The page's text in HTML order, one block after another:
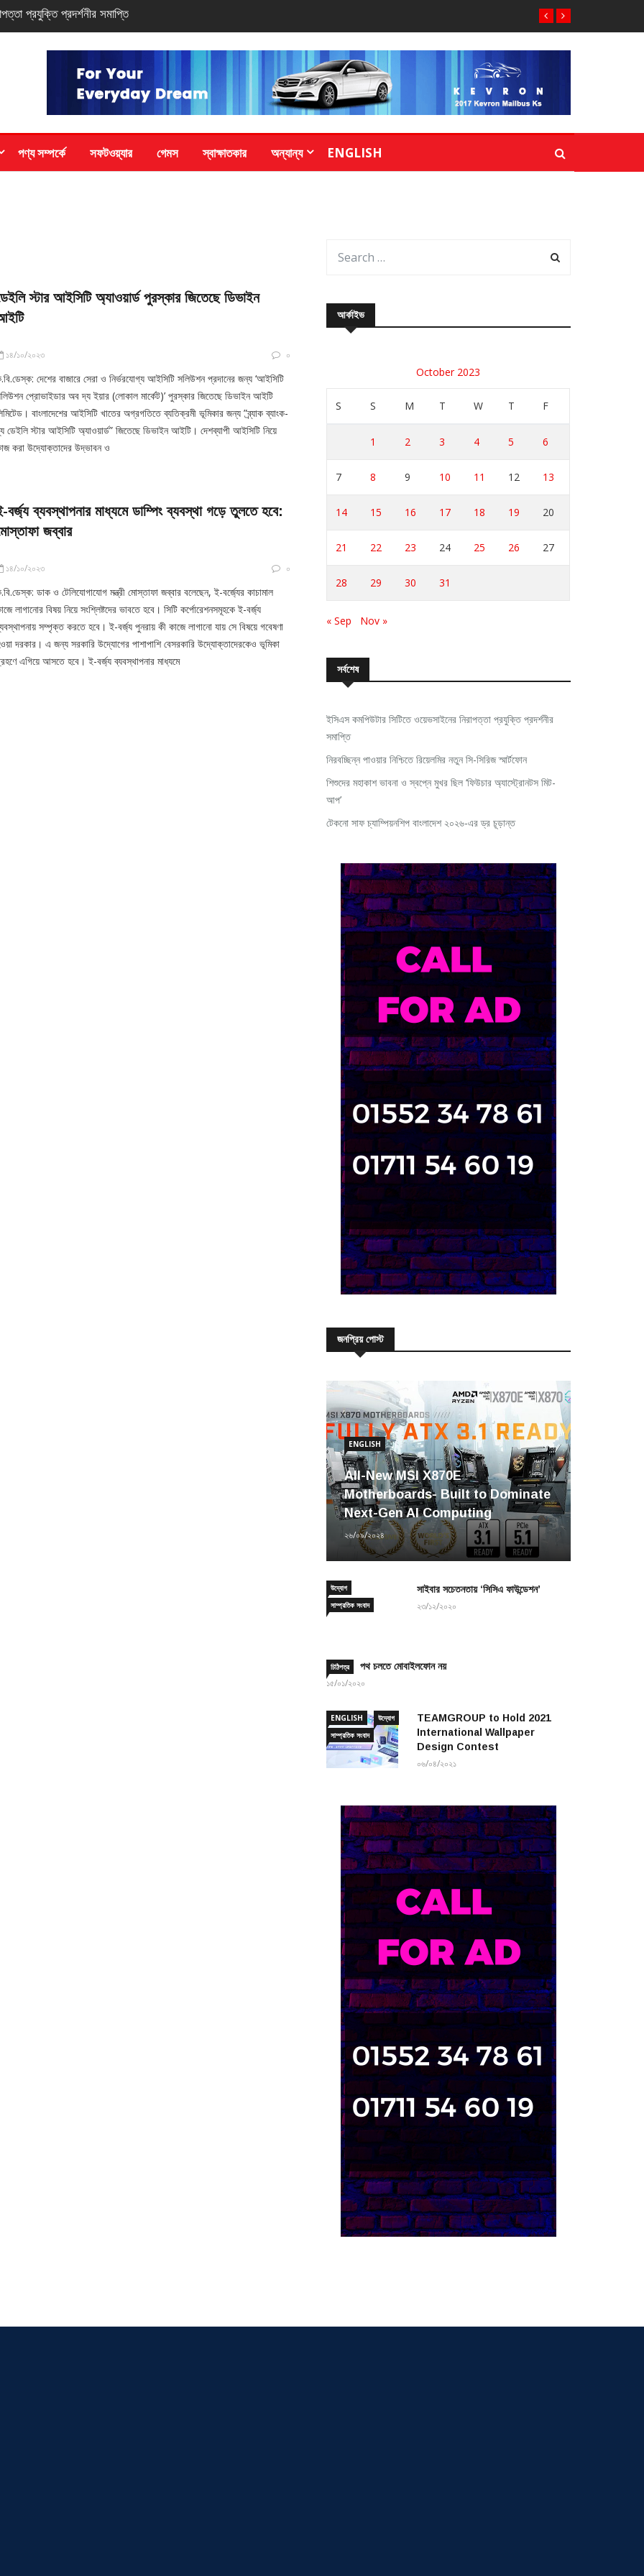
সিরিজ স্মার্টফোন
পণ্য সম্পর্কে সফটওয়্যার গেমস স্বাক্ষাতকার অন্যান্য ENGLISH
স্টার আইসিটি অ্যাওয়ার্ড পুরস্কার জিতেছে ডিভাইন
১৪/১০/২০২৩ ০
দেশের বাজারে সেরা ও নির্ভরযোগ্য আইসিটি সলিউশন প্রদানের জন্য ‘আইসিটি
প্রোভাইডার অব দ্য ইয়ার (লোকাল মার্কেট)’ পুরস্কার জিতেছে ডিভাইন আইটি
বাংলাদেশের আইসিটি খাতের অগ্রগতিতে ব্যতিক্রমী ভূমিকার জন্য ”ব্র্যাক ব্যাংক-
ডেইলি স্টার আইসিটি অ্যাওয়ার্ড” জিতেছে ডিভাইন আইটি। দেশব্যাপী আইসিটি নিয়ে
করা উদ্যোক্তাদের উদ্ভাবন ও
বর্জ্য ব্যবস্থাপনার মাধ্যমে ডাম্পিং ব্যবস্থা গড়ে তুলতে হবে:
জব্বার
১৪/১০/২০২৩ ০
ডাক ও টেলিযোগাযোগ মন্ত্রী মোস্তাফা জব্বার বলেছেন, ই-বর্জ্যের কাচামাল
লাগানোর বিষয় নিয়ে সংশ্লিষ্টদের ভাবতে হবে। সিটি কর্পোরেশনসমূহকে ই-বর্জ্য
সম্পৃক্ত করতে হবে। ই-বর্জ্য পুনরায় কী কাজে লাগানো যায় সে বিষয়ে গবেষণা
দরকার। এ জন্য সরকারি উদ্যোগের পাশাপাশি বেসরকারি উদ্যোক্তাদেরকেও ভূমিকা
এগিয়ে আসতে হবে। ই-বর্জ্য ব্যবস্থাপনার মাধ্যমে
আর্কাইভ
October 2023
S S M T W T F
1 2 3 4 5 6
7 8 9 10 11 12 13
14 15 16 17 18 19 20
21 22 23 24 25 26 27
28 29 30 31
« Sep Nov »
সর্বশেষ
ইসিএস কমপিউটার সিটিতে ওয়েভসাইনের নিরাপত্তা প্রযুক্তি প্রদর্শনীর
সমাপ্তি
নিরবচ্ছিন্ন পাওয়ার নিশ্চিতে রিয়েলমির নতুন সি-সিরিজ স্মার্টফোন
শিশুদের মহাকাশ ভাবনা ও স্বপ্নে মুখর ছিল ‘ফিউচার অ্যাস্ট্রোনটস মিট-
আপ’
টেকনো সাফ চ্যাম্পিয়নশিপ বাংলাদেশ ২০২৬-এর ড্র চূড়ান্ত
জনপ্রিয় পোস্ট
ENGLISH
All-New MSI X870E
Motherboards- Built to Dominate
Next-Gen AI Computing
২৬/০৯/২০২৪
উদ্যোগ
সাম্প্রতিক সংবাদ
সাইবার সচেতনতায় ‘সিসিএ ফাউন্ডেশন’
২৩/১২/২০২০
চিঠিপত্র পথ চলতে মোবাইলফোন নয়
১৫/০১/২০২০
ENGLISH
উদ্যোগ
সাম্প্রতিক সংবাদ
TEAMGROUP to Hold 2021
International Wallpaper
Design Contest
০৬/০৪/২০২১